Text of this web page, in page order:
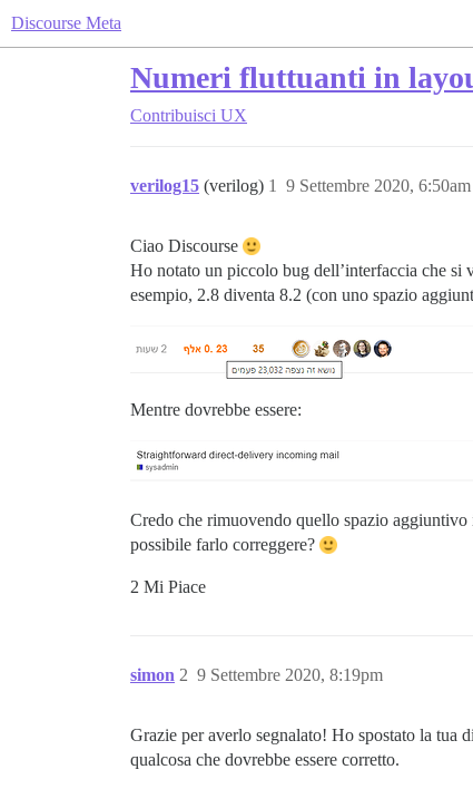
Discourse Meta
Numeri fluttuanti in
Contribuisci UX
verilog15 (verilog) 9 Settembre 2020, 6:50am
1
Ciao Discourse
Ho notato un piccolo bug dell’interfaccia che
esempio, 2.8 diventa 8.2 (con uno spazio
Mentre dovrebbe essere:
Credo che rimuovendo quello spazio
possibile farlo correggere?
2 Mi Piace
simon 9 Settembre 2020, 8:19pm
2
Grazie per averlo segnalato! Ho spostato la tua
qualcosa che dovrebbe essere corretto.